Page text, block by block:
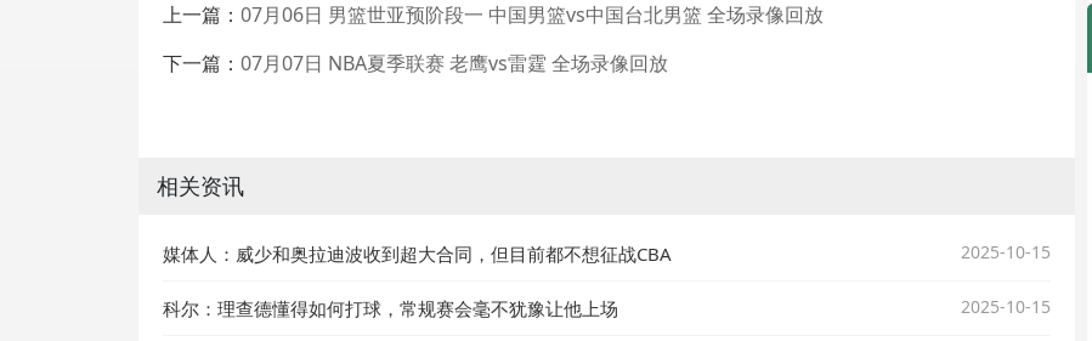
上一篇： 07月06日 男篮世亚预阶段一 中国男篮vs中国台北男篮 全场录像回放
下一篇： 07月07日 NBA夏季联赛 老鹰vs雷霆 全场录像回放
相关资讯
媒体人：威少和奥拉迪波收到超大合同，但目前都不想征战CBA 2025-10-15
科尔：理查德懂得如何打球，常规赛会毫不犹豫让他上场 2025-10-15